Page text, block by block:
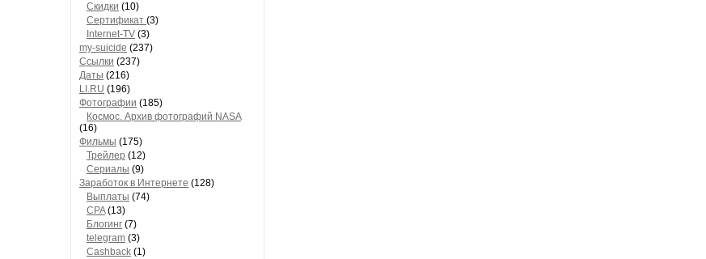
Скидки (10)
Сертификат (3)
Internet-TV (3)
my-suicide (237)
Ссылки (237)
Даты (216)
LI.RU (196)
Фотографии (185)
Космос. Архив фотографий NASA
(16)
Фильмы (175)
Трейлер (12)
Сериалы (9)
Заработок в Интернете (128)
Выплаты (74)
CPA(13)
Блогинг (7)
telegram (3)
Cashback (1)